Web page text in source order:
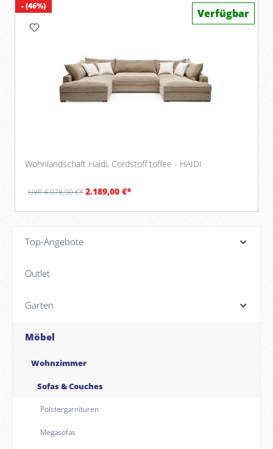
Top-Angebote
Outlet
Garten
Möbel
Wohnzimmer
Sofas & Couches
Polstergarnituren
Megasofas
- (46%)
Wohnlandschaft Haidi, Cordstoff toffee - HAIDI
UVP 4.078,00 €*2.189,00 €*
Verfügbar